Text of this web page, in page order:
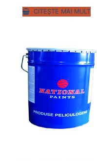
CITEȘTE MAI MULT